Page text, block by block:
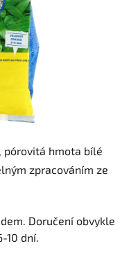
pórovitá hmota bílé
zpracováním ze
Doručení obvykle
10 dní.